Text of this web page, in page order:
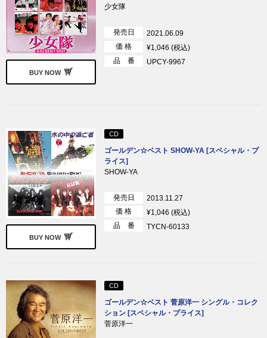
BUY NOW
少女隊
発売日
2021.06.09
価 格
¥1,046 (税込)
品 番
UPCY-9967
BUY NOW
CD
ゴールデン☆ベスト SHOW-YA [スペシャル・プ
ライス]
SHOW-YA
発売日
2013.11.27
価 格
¥1,046 (税込)
品 番
TYCN-60133
CD
ゴールデン☆ベスト 菅原洋一 シングル・コレク
ション [スペシャル・プライス]
菅原洋一